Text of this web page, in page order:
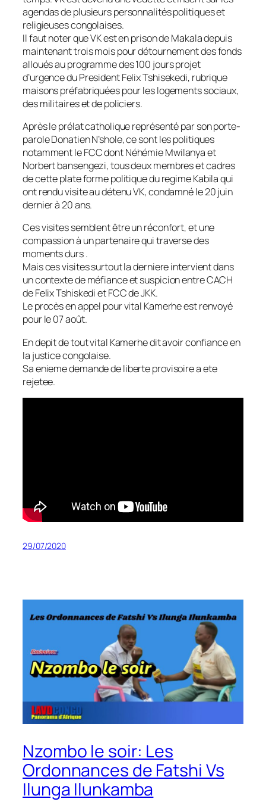
agendas de plusieurs personnalités politiques et
religieuses congolaises.
Il faut noter que VK est en prison de Makala depuis
maintenant trois mois pour détournement des fonds
alloués au programme des 100 jours projet
d’urgence du President Felix Tshisekedi, rubrique
maisons préfabriquées pour les logements sociaux,
des militaires et de policiers.
Après le prélat catholique représenté par son porte-
parole Donatien N’shole, ce sont les politiques
notamment le FCC dont Néhémie Mwilanya et
Norbert bansengezi, tous deux membres et cadres
de cette plate forme politique du regime Kabila qui
ont rendu visite au détenu VK, condamné le 20 juin
dernier à 20 ans.
Ces visites semblent être un réconfort, et une
compassion à un partenaire qui traverse des
moments durs .
Mais ces visites surtout la derniere intervient dans
un contexte de méfiance et suspicion entre CACH
de Felix Tshiskedi et FCC de JKK.
Le procès en appel pour vital Kamerhe est renvoyé
pour le 07 août.
En depit de tout vital Kamerhe dit avoir confiance en
la justice congolaise.
Sa enieme demande de liberte provisoire a ete
rejetee.
29/07/2020
Nzombo le soir: Les
Ordonnances de Fatshi Vs
Ilunga Ilunkamba